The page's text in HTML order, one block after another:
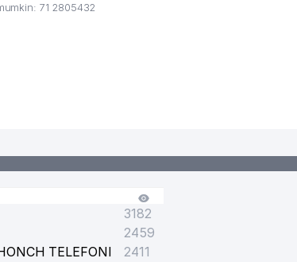
71 2805432
3182
2459
TELEFONI
2411